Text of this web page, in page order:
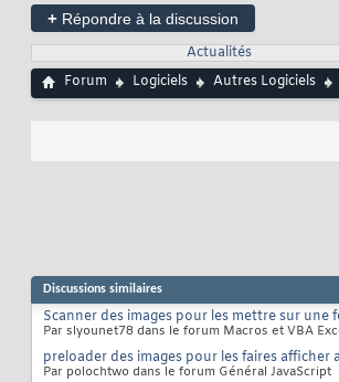
+ Répondre à la discussion
Actualités
Forum
Logiciels Autres Logiciels
Discussions similaires
Scanner des images pour les mettre sur une
Par slyounet78 dans le forum Macros et VBA
preloader des images pour les faires afficher
Par polochtwo dans le forum Général JavaScript